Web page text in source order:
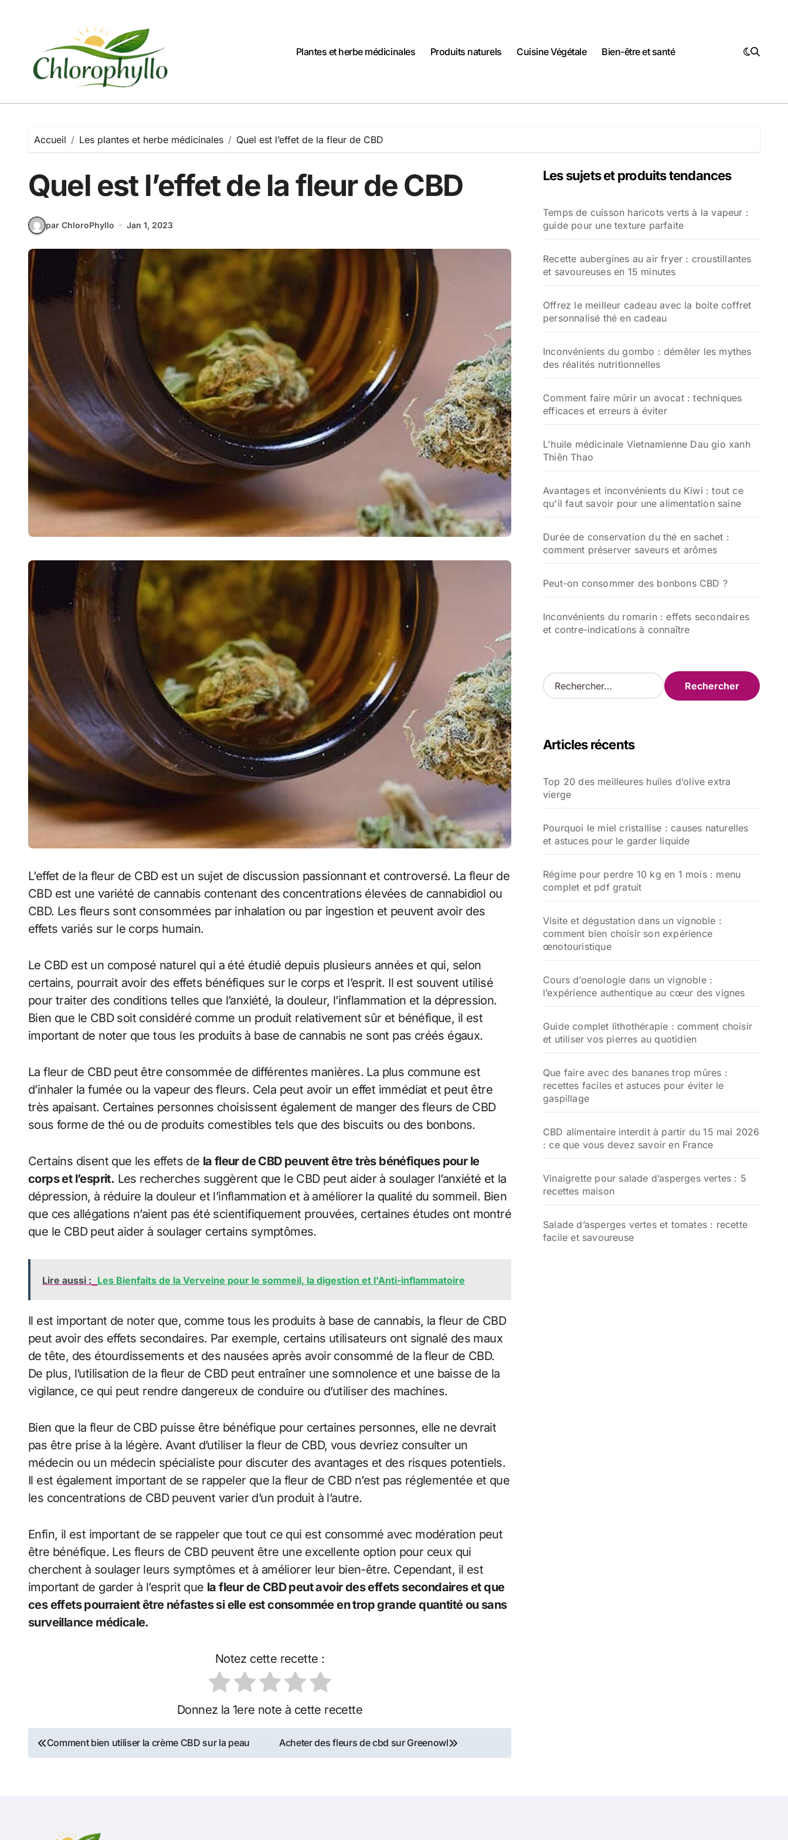
Plantes et herbe médicinales
Produits naturels Cuisine Végétale Bien-être et santé
Accueil Les plantes et herbe médicinales Quel est l’effet de la fleur de CBD
Quel est l’effet de la fleur de CBD
par ChloroPhyllo Jan 1, 2023
L’effet de la fleur de CBD est un sujet de discussion passionnant et controversé. La fleur de
CBD est une variété de cannabis contenant des concentrations élevées de cannabidiol ou
CBD. Les fleurs sont consommées par inhalation ou par ingestion et peuvent avoir des
effets variés sur le corps humain.
Le CBD est un composé naturel qui a été étudié depuis plusieurs années et qui, selon
certains, pourrait avoir des effets bénéfiques sur le corps et l’esprit. Il est souvent utilisé
pour traiter des conditions telles que l’anxiété, la douleur, l’inflammation et la dépression.
Bien que le CBD soit considéré comme un produit relativement sûr et bénéfique, il est
important de noter que tous les produits à base de cannabis ne sont pas créés égaux.
La fleur de CBD peut être consommée de différentes manières. La plus commune est
d’inhaler la fumée ou la vapeur des fleurs. Cela peut avoir un effet immédiat et peut être
très apaisant. Certaines personnes choisissent également de manger des fleurs de CBD
sous forme de thé ou de produits comestibles tels que des biscuits ou des bonbons.
Certains disent que les effets de la fleur de CBD peuvent être très bénéfiques pour le
corps et l’esprit. Les recherches suggèrent que le CBD peut aider à soulager l’anxiété et la
dépression, à réduire la douleur et l’inflammation et à améliorer la qualité du sommeil. Bien
que ces allégations n’aient pas été scientifiquement prouvées, certaines études ont montré
que le CBD peut aider à soulager certains symptômes.
Lire aussi : Les Bienfaits de la Verveine pour le sommeil, la digestion et l'Anti-inflammatoire
Il est important de noter que, comme tous les produits à base de cannabis, la fleur de CBD
peut avoir des effets secondaires. Par exemple, certains utilisateurs ont signalé des maux
de tête, des étourdissements et des nausées après avoir consommé de la fleur de CBD.
De plus, l’utilisation de la fleur de CBD peut entraîner une somnolence et une baisse de la
vigilance, ce qui peut rendre dangereux de conduire ou d’utiliser des machines.
Bien que la fleur de CBD puisse être bénéfique pour certaines personnes, elle ne devrait
pas être prise à la légère. Avant d’utiliser la fleur de CBD, vous devriez consulter un
médecin ou un médecin spécialiste pour discuter des avantages et des risques potentiels.
Il est également important de se rappeler que la fleur de CBD n’est pas réglementée et que
les concentrations de CBD peuvent varier d’un produit à l’autre.
Enfin, il est important de se rappeler que tout ce qui est consommé avec modération peut
être bénéfique. Les fleurs de CBD peuvent être une excellente option pour ceux qui
cherchent à soulager leurs symptômes et à améliorer leur bien-être. Cependant, il est
important de garder à l’esprit que la fleur de CBD peut avoir des effets secondaires et que
ces effets pourraient être néfastes si elle est consommée en trop grande quantité ou sans
surveillance médicale.
Notez cette recette :
Donnez la 1ere note à cette recette
Navigation
Comment bien utiliser la crème CBD sur la peau Acheter des fleurs de cbd sur Greenowl
Les sujets et produits tendances
Temps de cuisson haricots verts à la vapeur :
guide pour une texture parfaite
Recette aubergines au air fryer : croustillantes
et savoureuses en 15 minutes
Offrez le meilleur cadeau avec la boite coffret
personnalisé thé en cadeau
Inconvénients du gombo : démêler les mythes
des réalités nutritionnelles
Comment faire mûrir un avocat : techniques
efficaces et erreurs à éviter
L'huile médicinale Vietnamienne Dau gio xanh
Thiên Thao
Avantages et inconvénients du Kiwi : tout ce
qu'il faut savoir pour une alimentation saine
Durée de conservation du thé en sachet :
comment préserver saveurs et arômes
Peut-on consommer des bonbons CBD ?
Inconvénients du romarin : effets secondaires
et contre-indications à connaître
R
e
r
e
r
Articles récents
Top 20 des meilleures huiles d’olive extra
vierge
Pourquoi le miel cristallise : causes naturelles
et astuces pour le garder liquide
Régime pour perdre 10 kg en 1 mois : menu
complet et pdf gratuit
Visite et dégustation dans un vignoble :
comment bien choisir son expérience
œnotouristique
Cours d’oenologie dans un vignoble :
l’expérience authentique au cœur des vignes
Guide complet lithothérapie : comment choisir
et utiliser vos pierres au quotidien
Que faire avec des bananes trop mûres :
recettes faciles et astuces pour éviter le
gaspillage
CBD alimentaire interdit à partir du 15 mai 2026
: ce que vous devez savoir en France
Vinaigrette pour salade d’asperges vertes : 5
recettes maison
Salade d’asperges vertes et tomates : recette
facile et savoureuse